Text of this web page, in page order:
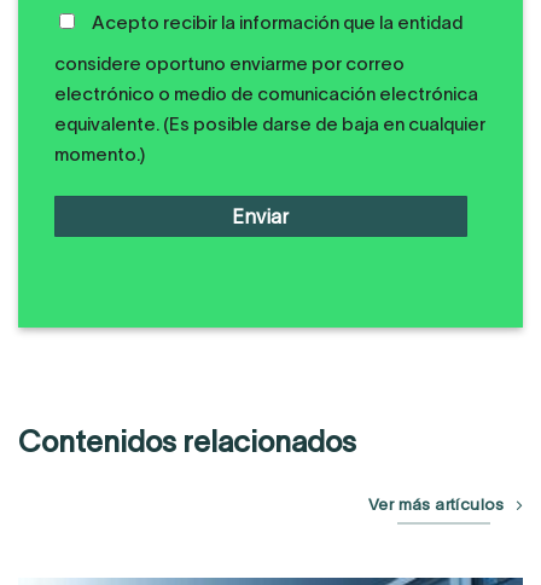
*COMUNICACIONES
Acepto recibir la información que la entidad
considere oportuno enviarme por correo
electrónico o medio de comunicación electrónica
equivalente. (Es posible darse de baja en cualquier
momento.)
Contenidos relacionados
Ver más artículos